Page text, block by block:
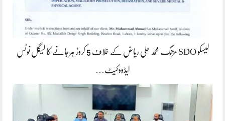
لیسکو SDO مزنگ محمد علی ریاض کے خلاف 5 کروڑ ہرجانے کا لیگل نوٹس
ایڈووکیٹ…